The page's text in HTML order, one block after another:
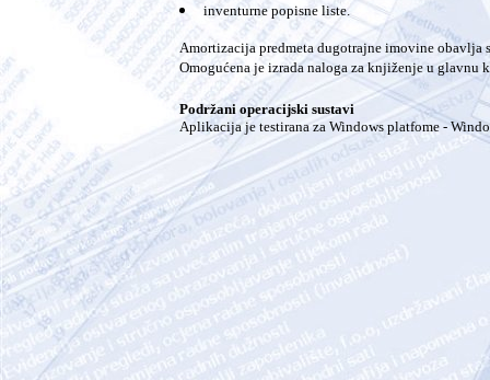
inventurne popisne liste.
Amortizacija predmeta dugotrajne imovine obavlja
Omogućena je izrada naloga za knjiženje u glavnu
Podržani operacijski sustavi
Aplikacija je testirana za Windows platfome -